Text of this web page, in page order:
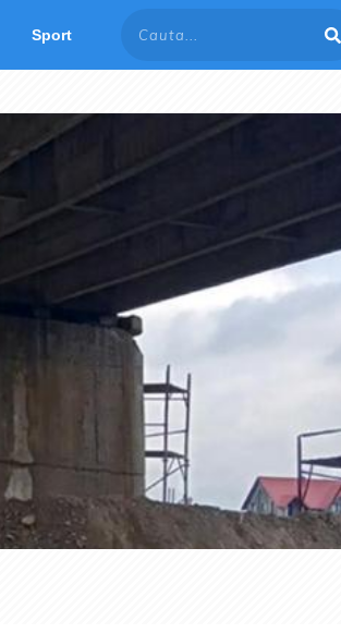
Sport